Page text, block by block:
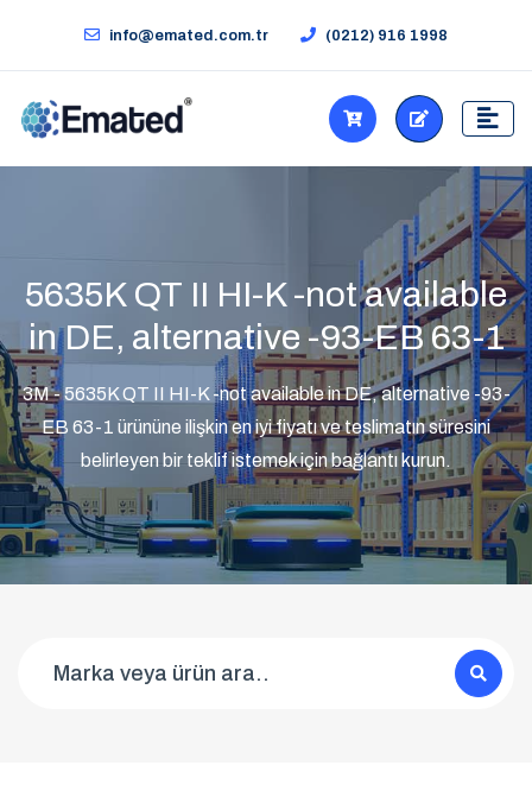
info@emated.com.tr (0212) 916 1998
5635K QT II HI-K -not available
in DE, alternative -93-EB 63-1
3M - 5635K QT II HI-K -not available in DE, alternative -93-
EB 63-1 ürününe ilişkin en iyi fiyatı ve teslimatın süresini
belirleyen bir teklif istemek için bağlantı kurun.